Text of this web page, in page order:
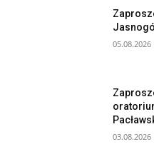
05.08.2026
03.08.2026